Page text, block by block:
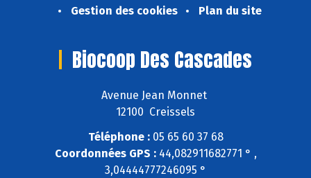
Gestion des cookies
Plan du site
Biocoop Des Cascades
Avenue Jean Monnet
12100 Creissels
Téléphone :05 65 60 37 68
Coordonnées GPS :44,082911682771 ° ,
3,04444777246095 °